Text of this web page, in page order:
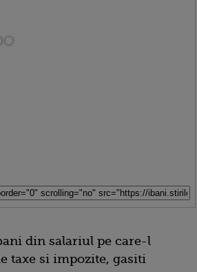
din salariul pe care-l
taxe si impozite, gasiti